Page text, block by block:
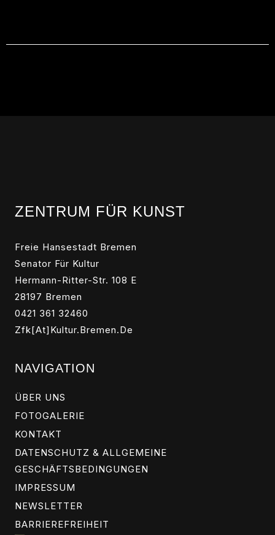
ZENTRUM FÜR KUNST
Freie Hansestadt Bremen
Senator Für Kultur
Hermann-Ritter-Str. 108 E
28197 Bremen
0421 361 32460
Zfk[at]kultur.bremen.de
NAVIGATION
ÜBER UNS
FOTOGALERIE
KONTAKT
DATENSCHUTZ & ALLGEMEINE
GESCHÄFTSBEDINGUNGEN
IMPRESSUM
NEWSLETTER
BARRIEREFREIHEIT